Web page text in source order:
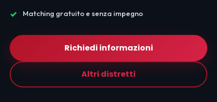
Matching gratuito e senza impegno
Richiedi informazioni
Altri distretti